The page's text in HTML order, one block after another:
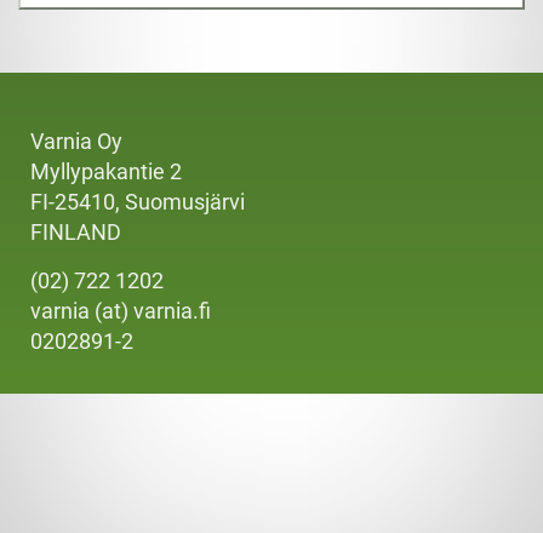
Varnia Oy
Myllypakantie 2
FI-25410, Suomusjärvi
FINLAND
(02) 722 1202
varnia (at) varnia.fi
0202891-2